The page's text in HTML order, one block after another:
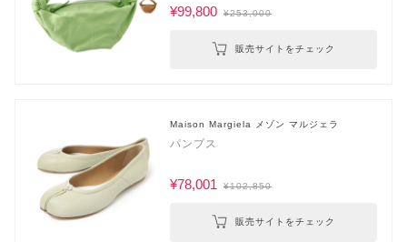
¥99,800 ¥253,000
販売サイトをチェック
Maison Margiela メゾン マルジェラ
パンプス
¥78,001 ¥102,850
販売サイトをチェック